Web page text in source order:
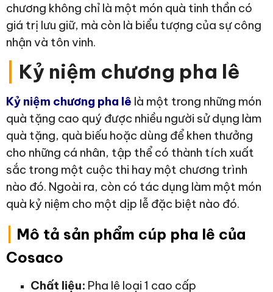
chương không chỉ là một món quà tinh thần có
giá trị lưu giữ, mà còn là biểu tượng của sự công
nhận và tôn vinh.
Kỷ niệm chương pha lê
Kỷ niệm chương pha lê là một trong những món
quà tặng cao quý được nhiều người sử dụng làm
quà tặng, quà biếu hoặc dùng để khen thưởng
cho những cá nhân, tập thể có thành tích xuất
sắc trong một cuộc thi hay một chương trình
nào đó. Ngoài ra, còn có tác dụng làm một món
quà kỷ niệm cho một dịp lễ đặc biệt nào đó.
Mô tả sản phẩm cúp pha lê của
Cosaco
Chất liệu: Pha lê loại 1 cao cấp